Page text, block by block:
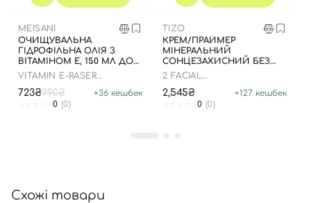
MEISANI
ОЧИЩУВАЛЬНА
ГІДРОФІЛЬНА ОЛІЯ З
ВІТАМІНОМ Е, 150 МЛ ДО
21.12.2026 РОКУ
VITAMIN E-RASER
723₴990₴ +36 кешбек
0 (0)
TIZO
КРЕМ/ПРАЙМЕР
МІНЕРАЛЬНИЙ
СОНЦЕЗАХИСНИЙ БЕЗ
ВІДТІНКУ, 50 ГР
2 FACIAL
TINTED SPF 40
2,545₴ +127 кешбек
0 (0)
Схожі товари
Вхід Реєстрація
Номер телефону
Увійти за допомогою e-mail